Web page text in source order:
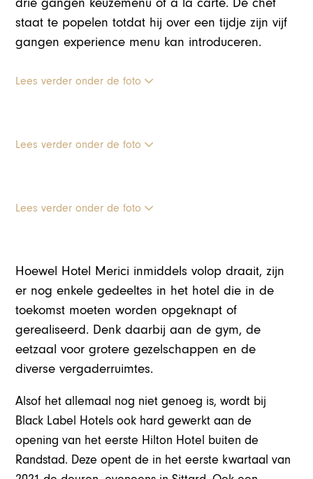
drie gangen keuzemenu of á la carte. De chef
staat te popelen totdat hij over een tijdje zijn vijf
gangen experience menu kan introduceren.
Lees verder onder de foto
Lees verder onder de foto
Lees verder onder de foto
Hoewel Hotel Merici inmiddels volop draait, zijn
er nog enkele gedeeltes in het hotel die in de
toekomst moeten worden opgeknapt of
gerealiseerd. Denk daarbij aan de gym, de
eetzaal voor grotere gezelschappen en de
diverse vergaderruimtes.
Alsof het allemaal nog niet genoeg is, wordt bij
Black Label Hotels ook hard gewerkt aan de
opening van het eerste Hilton Hotel buiten de
Randstad. Deze opent de in het eerste kwartaal van